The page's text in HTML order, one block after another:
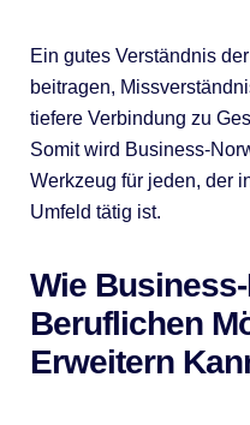
Ein gutes Verständnis
beitragen,
tiefere Verbindung zu
Somit wird Business-
Werkzeug für jeden, der
Umfeld tätig ist.
Wie
Beruflichen
Erweitern